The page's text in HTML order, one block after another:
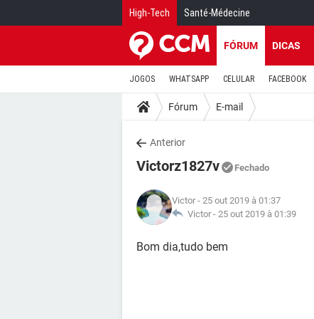
High-Tech Santé-Médecine
FÓRUM DICAS
JOGOS WHATSAPP CELULAR FACEBOOK
Fórum E-mail
Anterior
Victorz1827v Fechado
Victor - 25 out 2019 à 01:37
Victor - 25 out 2019 à 01:39
Bom dia,tudo bem